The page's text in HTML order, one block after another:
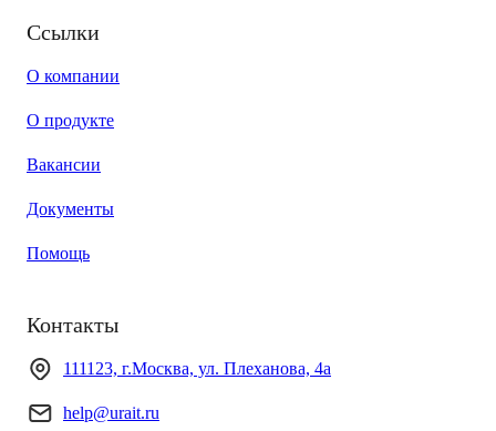
Ссылки
О компании
О продукте
Вакансии
Документы
Помощь
Контакты
111123, г.Москва, ул. Плеханова, 4а
help@urait.ru